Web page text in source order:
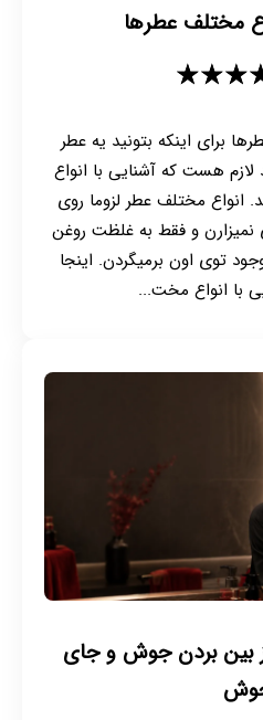
مختلف عطرها
برای اینکه بتونید یه عطر
هست که آشنایی با انواع
انواع مختلف عطر لزوما روی
نمیزارن و فقط به غلظت روغن
توی اون برمیگردن. اینجا
با انواع مخت...
بین بردن جوش و جای